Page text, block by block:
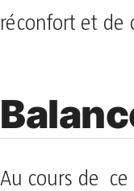
réconfort et de
Au cours de